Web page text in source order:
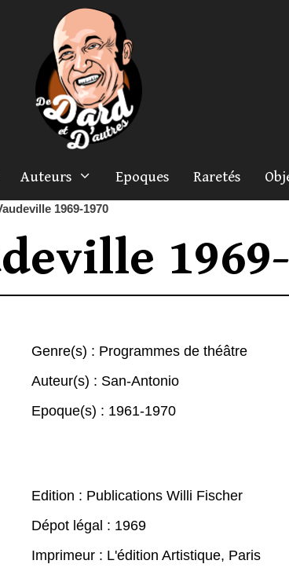
Auteurs Epoques Raretés
1969-1970
Genre(s) : Programmes de théâtre
Auteur(s) : San-Antonio
Epoque(s) : 1961-1970
Edition : Publications Willi Fischer
Dépot légal : 1969
Imprimeur : L'édition Artistique, Paris